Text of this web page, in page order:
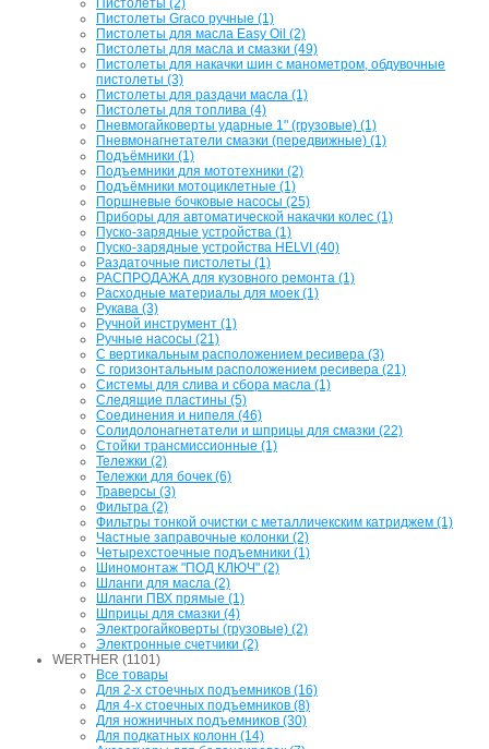
Пистолеты Graco ручные (1)
Пистолеты для масла Easy Oil (2)
Пистолеты для масла и смазки (49)
Пистолеты для накачки шин с манометром, обдувочные
пистолеты (3)
Пистолеты для раздачи масла (1)
Пистолеты для топлива (4)
Пневмогайковерты ударные 1" (грузовые) (1)
Пневмонагнетатели смазки (передвижные) (1)
Подъёмники (1)
Подъемники для мототехники (2)
Подъёмники мотоциклетные (1)
Поршневые бочковые насосы (25)
Приборы для автоматической накачки колес (1)
Пуско-зарядные устройства (1)
Пуско-зарядные устройства HELVI (40)
Раздаточные пистолеты (1)
РАСПРОДАЖА для кузовного ремонта (1)
Расходные материалы для моек (1)
Рукава (3)
Ручной инструмент (1)
Ручные насосы (21)
С вертикальным расположением ресивера (3)
С горизонтальным расположением ресивера (21)
Системы для слива и сбора масла (1)
Следящие пластины (5)
Соединения и нипеля (46)
Солидолонагнетатели и шприцы для смазки (22)
Стойки трансмиссионные (1)
Тележки (2)
Тележки для бочек (6)
Траверсы (3)
Фильтра (2)
Фильтры тонкой очистки с металличекским катриджем (1)
Частные заправочные колонки (2)
Четырехстоечные подъемники (1)
Шиномонтаж "ПОД КЛЮЧ" (2)
Шланги для масла (2)
Шланги ПВХ прямые (1)
Шприцы для смазки (4)
Электрогайковерты (грузовые) (2)
Электронные счетчики (2)
WERTHER (1101)
Все товары
Для 2-х стоечных подъемников (16)
Для 4-х стоечных подъемников (8)
Для ножничных подъемников (30)
Для подкатных колонн (14)